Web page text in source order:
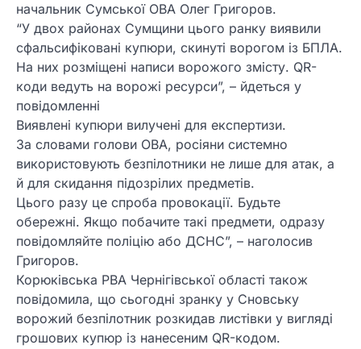
начальник Сумської ОВА Олег Григоров.
“У двох районах Сумщини цього ранку виявили
сфальсифіковані купюри, скинуті ворогом із БПЛА.
На них розміщені написи ворожого змісту. QR-
коди ведуть на ворожі ресурси”, – йдеться у
повідомленні
Виявлені купюри вилучені для експертизи.
За словами голови ОВА, росіяни системно
використовують безпілотники не лише для атак, а
й для скидання підозрілих предметів.
Цього разу це спроба провокації. Будьте
обережні. Якщо побачите такі предмети, одразу
повідомляйте поліцію або ДСНС”, – наголосив
Григоров.
Корюківська РВА Чернігівської області також
повідомила, що сьогодні зранку у Сновську
ворожий безпілотник розкидав листівки у вигляді
грошових купюр із нанесеним QR-кодом.